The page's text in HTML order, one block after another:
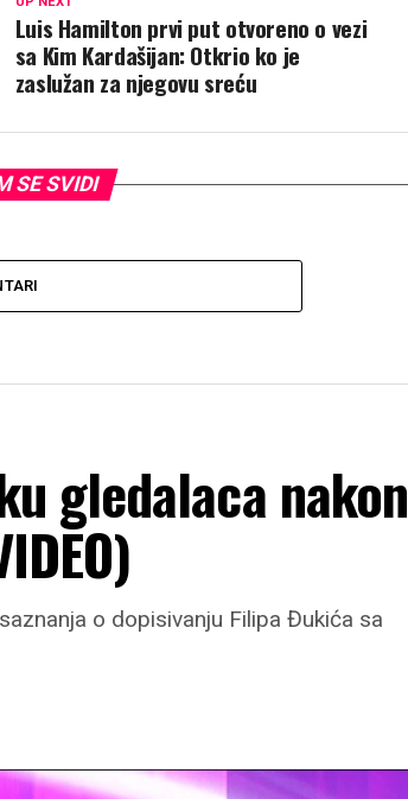
Luis Hamilton prvi put otvoreno o vezi
sa Kim Kardašijan: Otkrio ko je
zaslužan za njegovu sreću
SE SVIDI
gledalaca nakon
o dopisivanju Filipa Đukića sa